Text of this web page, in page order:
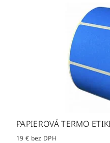
PAPIEROVÁ TERMO
19 € bez DPH